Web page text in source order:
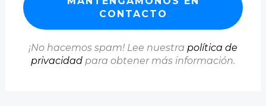
¡No hacemos spam! Lee nuestra política de
privacidad para obtener más información.